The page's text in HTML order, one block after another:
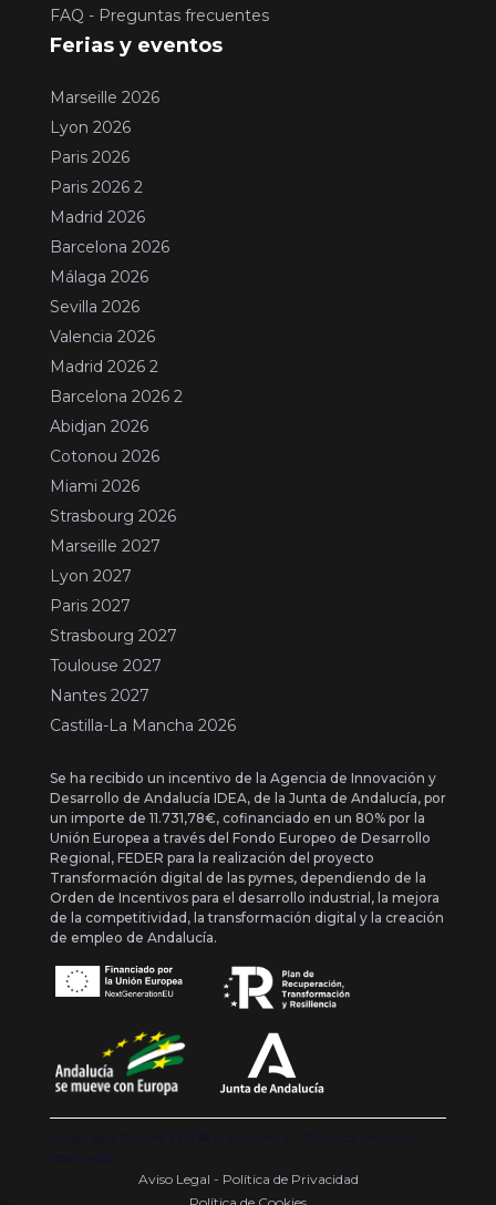
FAQ - Preguntas frecuentes
Ferias y eventos
Marseille 2026
Lyon 2026
Paris 2026
Paris 2026 2
Madrid 2026
Barcelona 2026
Málaga 2026
Sevilla 2026
Valencia 2026
Madrid 2026 2
Barcelona 2026 2
Abidjan 2026
Cotonou 2026
Miami 2026
Strasbourg 2026
Marseille 2027
Lyon 2027
Paris 2027
Strasbourg 2027
Toulouse 2027
Nantes 2027
Castilla-La Mancha 2026
Se ha recibido un incentivo de la Agencia de Innovación y
Desarrollo de Andalucía IDEA, de la Junta de Andalucía, por
un importe de 11.731,78€, cofinanciado en un 80% por la
Unión Europea a través del Fondo Europeo de Desarrollo
Regional, FEDER para la realización del proyecto
Transformación digital de las pymes, dependiendo de la
Orden de Incentivos para el desarrollo industrial, la mejora
de la competitividad, la transformación digital y la creación
de empleo de Andalucía.
Copyright {{ date('Y') }} ® Franquishop. Todos los derechos
reservados
Aviso Legal - Política de Privacidad